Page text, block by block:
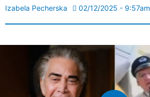
Izabela Pecherska 02/12/2025 - 9:57am